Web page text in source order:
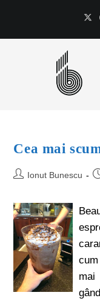
Cea mai
Ionut Bunescu